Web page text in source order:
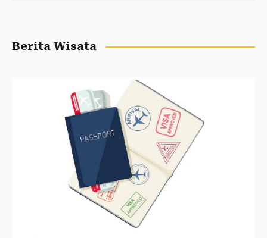
Berita Wisata